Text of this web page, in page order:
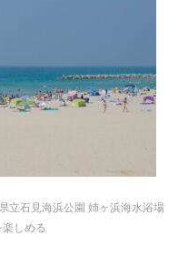
立石見海浜公園 姉ヶ浜海水浴場
しめる